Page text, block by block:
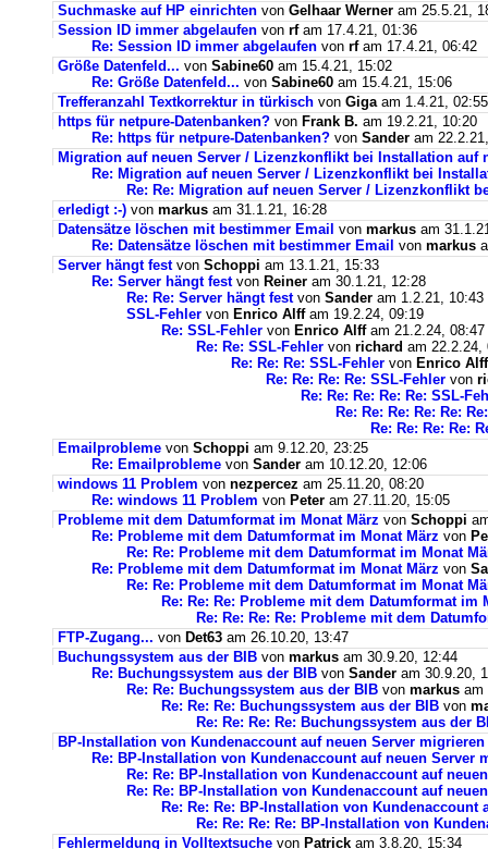
Suchmaske auf HP einrichten von Gelhaar Werner am 25.5.21,
Session ID immer abgelaufen von rfam 17.4.21, 01:36
Re: Session ID immer abgelaufen von rfam 17.4.21, 06:42
Größe Datenfeld... von Sabine60 am 15.4.21, 15:02
Re: Größe Datenfeld... von Sabine60 am 15.4.21, 15:06
Trefferanzahl Textkorrektur in türkisch von Gigaam 1.4.21, 02:55
https für netpure-Datenbanken? von Frank B. am 19.2.21, 10:20
Re: https für netpure-Datenbanken? von Sander am
Migration auf neuen Server / Lizenzkonflikt bei Installation auf
Re: Migration auf neuen Server / Lizenzkonflikt bei
Re: Re: Migration auf neuen Server / Lizenzkonflikt
erledigt :-) von markus am 31.1.21, 16:28
Datensätze löschen mit bestimmer Email von markus am
Re: Datensätze löschen mit bestimmer Email von markus
Server hängt festvon Schoppi am 13.1.21, 15:33
Re: Server hängt festvon Reiner am 30.1.21, 12:28
Re: Re: Server hängt festvon Sander am 1.2.21, 10:43
SSL-Fehler von Enrico Alffam 19.2.24, 09:19
Re: SSL-Fehler von Enrico Alffam 21.2.24, 08:47
Re: Re: SSL-Fehler von richard am 22.2.24,
Re: Re: Re: SSL-Fehler von Enrico Alff
Re: Re: Re: Re: SSL-Fehler von
Re: Re: Re: Re: Re: SSL-
Re: Re: Re: Re: Re:
Re: Re: Re: Re:
Emailprobleme von Schoppi am 9.12.20, 23:25
Re: Emailprobleme von Sander am 10.12.20, 12:06
windows 11 Problem von nezpercez am 25.11.20, 08:20
Re: windows 11 Problem von Peter am 27.11.20, 15:05
Probleme mit dem Datumformat im Monat März von Schoppi
Re: Probleme mit dem Datumformat im Monat März von
Re: Re: Probleme mit dem Datumformat im Monat
Re: Probleme mit dem Datumformat im Monat März von
Re: Re: Probleme mit dem Datumformat im Monat
Re: Re: Re: Probleme mit dem Datumformat im
Re: Re: Re: Re: Probleme mit dem
FTP-Zugang... von Det63 am 26.10.20, 13:47
Buchungssystem aus der BIB von markus am 30.9.20, 12:44
Re: Buchungssystem aus der BIB von Sander am 30.9.20,
Re: Re: Buchungssystem aus der BIB von markus am
Re: Re: Re: Buchungssystem aus der BIB von
Re: Re: Re: Re: Buchungssystem aus der
BP-Installation von Kundenaccount auf neuen Server migrieren
Re: BP-Installation von Kundenaccount auf neuen Server
Re: Re: BP-Installation von Kundenaccount auf
Re: Re: BP-Installation von Kundenaccount auf
Re: Re: Re: BP-Installation von Kundenaccount
Re: Re: Re: Re: BP-Installation von
Fehlermeldung in Volltextsuche von Patrick am 3.8.20, 15:34